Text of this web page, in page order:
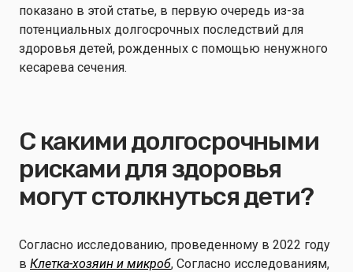
показано в этой статье, в первую очередь из-за
потенциальных долгосрочных последствий для
здоровья детей, рожденных с помощью ненужного
кесарева сечения.
С какими долгосрочными
рисками для здоровья
могут столкнуться дети?
Согласно исследованию, проведенному в 2022 году
в Клетка-хозяин и микроб, Согласно исследованиям,